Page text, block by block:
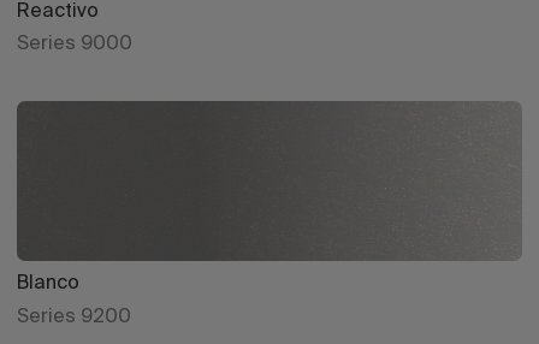
Reactivo
Series 9000
Blanco
Series 9200